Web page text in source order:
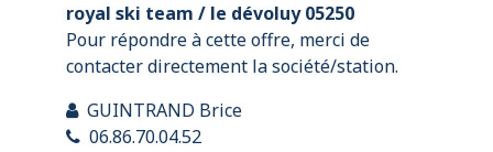
royal ski team / le dévoluy 05250
Pour répondre à cette offre, merci de
contacter directement la société/station.
GUINTRAND Brice
06.86.70.04.52